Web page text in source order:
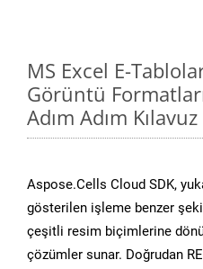
MS Excel E-
Görüntü
Adım Adım Kılavuz
Aspose.Cells Cloud SDK,
gösterilen işleme benzer
çeşitli resim biçimlerine
çözümler sunar. Doğrudan